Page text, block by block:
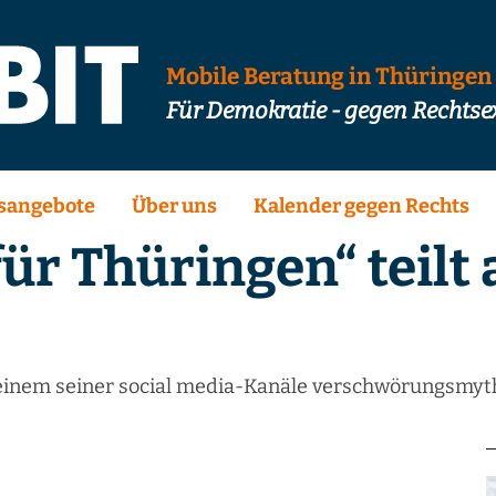
Mobile Beratung in Thüringen
Für Demokratie - gegen
Über uns Kalender gegen Rechts
Thüringen“
seiner social media-Kanäle